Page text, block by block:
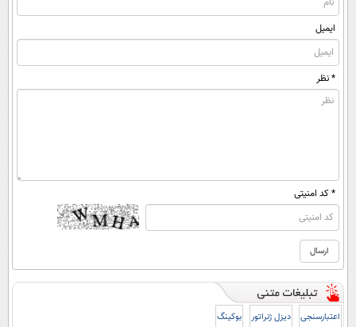
ایمیل
* نظر
* کد امنیتی
اعتبارسنجی دیزل ژنراتور بوکینگ